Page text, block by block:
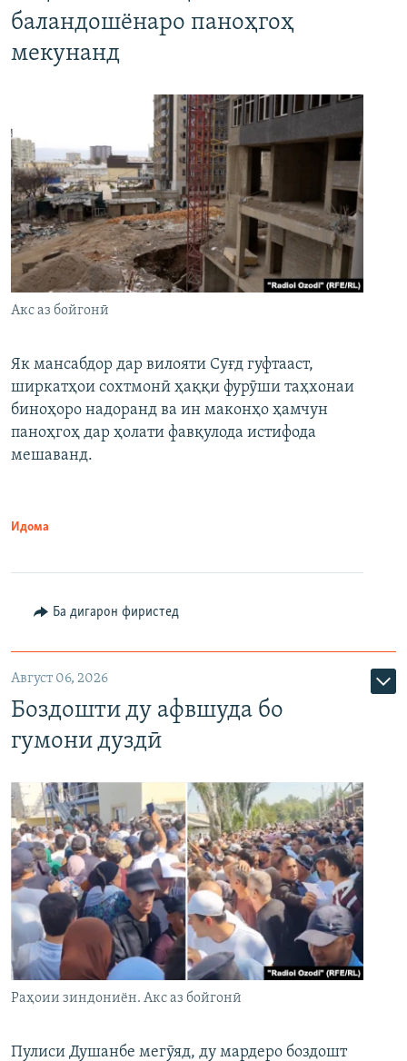
баландошёнаро паноҳгоҳ
мекунанд
Акс аз бойгонӣ
Як мансабдор дар вилояти Суғд гуфтааст,
ширкатҳои сохтмонӣ ҳаққи фурӯши таҳхонаи
биноҳоро надоранд ва ин маконҳо ҳамчун
паноҳгоҳ дар ҳолати фавқулода истифода
мешаванд.
Идома
Ба дигарон фиристед
Август 06, 2026
Боздошти ду афвшуда бо
гумони дуздӣ
Раҳоии зиндониён. Акс аз бойгонӣ
Пулиси Душанбе мегӯяд, ду мардеро боздошт